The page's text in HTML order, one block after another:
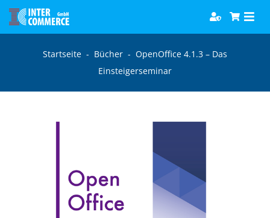
Zum
Inhalt
Software
Games
Startseite - Bücher - OpenOffice 4.1.3 – Das
Einsteigerseminar